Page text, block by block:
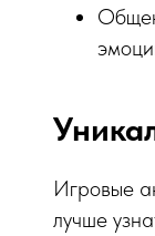
Игровые
лучше